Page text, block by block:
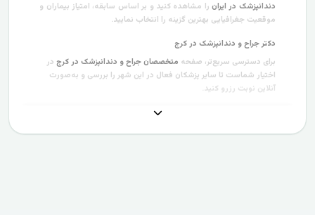
دندانپزشک در ایرانرا مشاهده کنید و بر اساس سابقه، امتیاز بیماران و
موقعیت جغرافیایی بهترین گزینه را انتخاب نمایید.
دکتر جراح و دندانپزشک در کرج
برای دسترسی سریع‌تر، صفحه متخصصان جراح و دندانپزشک در کرج در
اختیار شماست تا سایر پزشکان فعال در این شهر را بررسی و به‌صورت
آنلاین نوبت رزرو کنید.